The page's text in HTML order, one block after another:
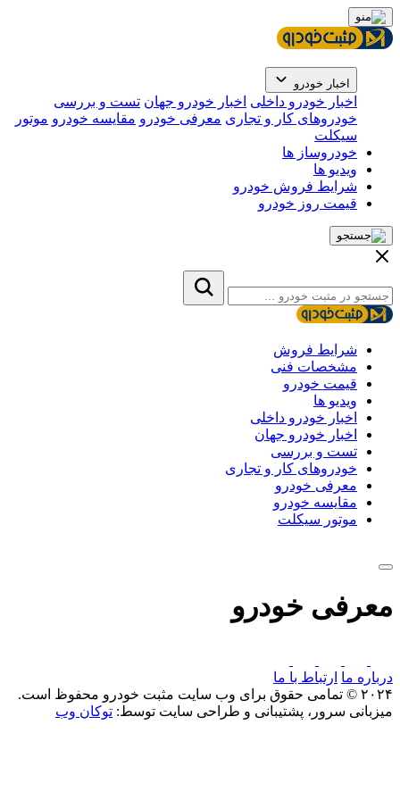
اخبار خودرو
اخبار خودرو داخلی اخبار خودرو جهان تست و بررسی
خودروهای کار و تجاری معرفی خودرو مقایسه خودرو موتور
سیکلت
خودروساز ها
ویدیو ها
شرایط فروش خودرو
قیمت روز خودرو
شرایط فروش
مشخصات فنی
قیمت خودرو
ویدیو ها
اخبار خودرو داخلی
اخبار خودرو جهان
تست و بررسی
خودروهای کار و تجاری
معرفی خودرو
مقایسه خودرو
موتور سیکلت
معرفی خودرو
درباره ما ارتباط با ما
۲۰۲۴ © تمامی حقوق برای وب سایت مثبت خودرو محفوظ است.
میزبانی سرور، پشتیبانی و طراحی سایت توسط: توکان وب